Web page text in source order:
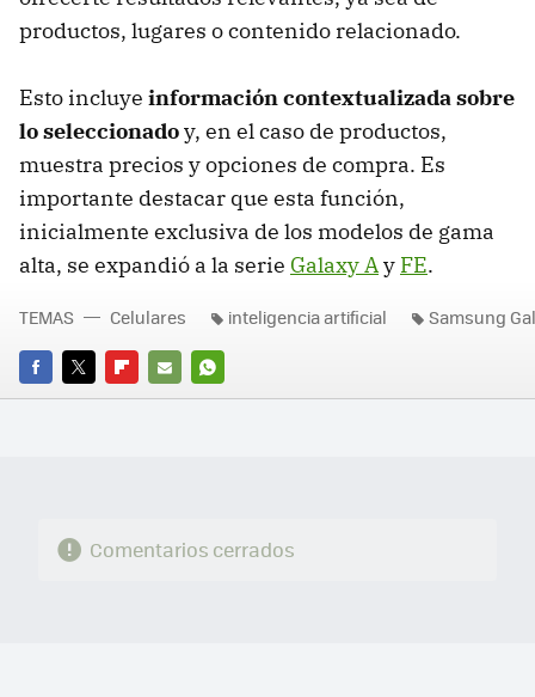
productos, lugares o contenido relacionado.
Esto incluye información contextualizada sobre
lo seleccionadoy, en el caso de productos,
muestra precios y opciones de compra. Es
importante destacar que esta función,
inicialmente exclusiva de los modelos de gama
alta, se expandió a la serie Galaxy Ay FE.
FACEBOOK
TWITTERFLIPBOARD
E-
WHATSAPP
TEMAS Celulares inteligencia artificial Samsung
Comentarios cerrados